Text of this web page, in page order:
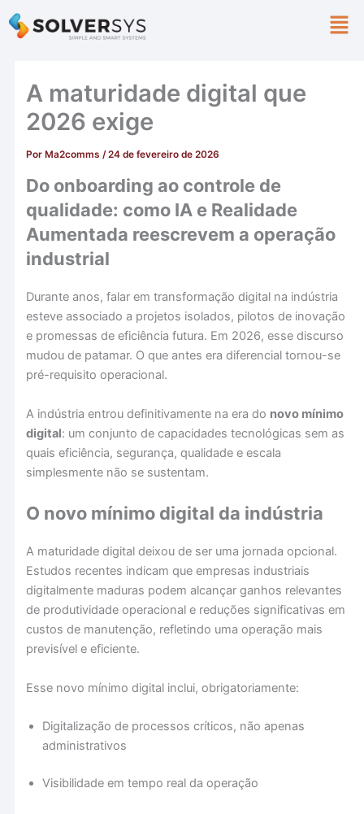
para
A maturidade digital que
2026 exige
Por Ma2comms/24 de fevereiro de 2026
Do onboarding ao controle de
qualidade: como IA e Realidade
Aumentada reescrevem a operação
industrial
Durante anos, falar em transformação digital na indústria
esteve associado a projetos isolados, pilotos de inovação
e promessas de eficiência futura. Em 2026, esse discurso
mudou de patamar. O que antes era diferencial tornou-se
pré-requisito operacional.
A indústria entrou definitivamente na era do novo mínimo
digital: um conjunto de capacidades tecnológicas sem as
quais eficiência, segurança, qualidade e escala
simplesmente não se sustentam.
O novo mínimo digital da indústria
A maturidade digital deixou de ser uma jornada opcional.
Estudos recentes indicam que empresas industriais
digitalmente maduras podem alcançar ganhos relevantes
de produtividade operacional e reduções significativas em
custos de manutenção, refletindo uma operação mais
previsível e eficiente.
Esse novo mínimo digital inclui, obrigatoriamente:
Digitalização de processos críticos, não apenas
administrativos
Visibilidade em tempo real da operação